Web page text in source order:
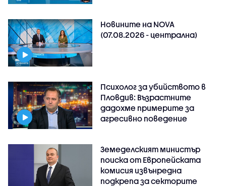
Новините на NOVA
(07.08.2026 - централна)
Психолог за убийството в
Пловдив: Възрастните
дадохме примерите за
агресивно поведение
Земеделският министър
поиска от Европейската
комисия извънредна
подкрепа за секторите